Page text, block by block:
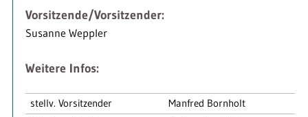
Vorsitzende/Vorsitzender:
Susanne Weppler
Weitere Infos:
stellv. Vorsitzender
Manfred Bornholt